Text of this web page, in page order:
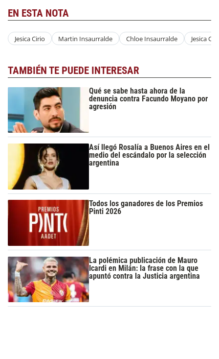
EN ESTA NOTA
Jesica Cirio Martin Insaurralde Chloe Insaurralde Jesica
TAMBIÉN TE PUEDE INTERESAR
Qué se sabe hasta ahora de la
denuncia contra Facundo Moyano por
agresión
Así llegó Rosalía a Buenos Aires en el
medio del escándalo por la selección
argentina
Todos los ganadores de los Premios
Pinti 2026
La polémica publicación de Mauro
Icardi en Milán: la frase con la que
apuntó contra la Justicia argentina